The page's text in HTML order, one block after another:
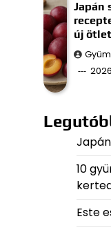
Japán
új
10
Este